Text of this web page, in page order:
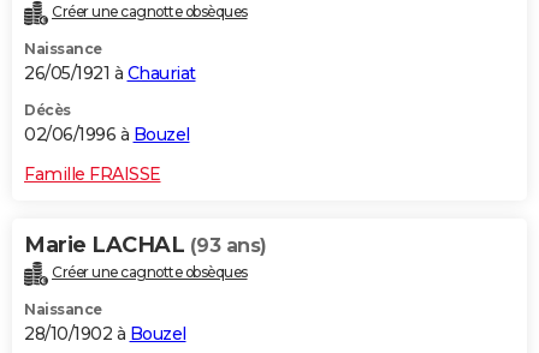
Créer une cagnotte obsèques
Naissance
26/05/1921 à Chauriat
Décès
02/06/1996 à Bouzel
Famille FRAISSE
Marie LACHAL (93 ans)
Créer une cagnotte obsèques
Naissance
28/10/1902 à Bouzel